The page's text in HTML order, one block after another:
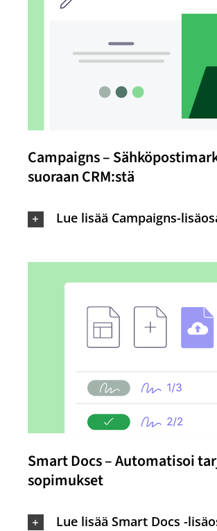
Campaigns –
suoraan CRM:stä
Lue lisää Campaigns-
Smart Docs – Automatisoi
sopimukset
Lue lisää Smart Docs -